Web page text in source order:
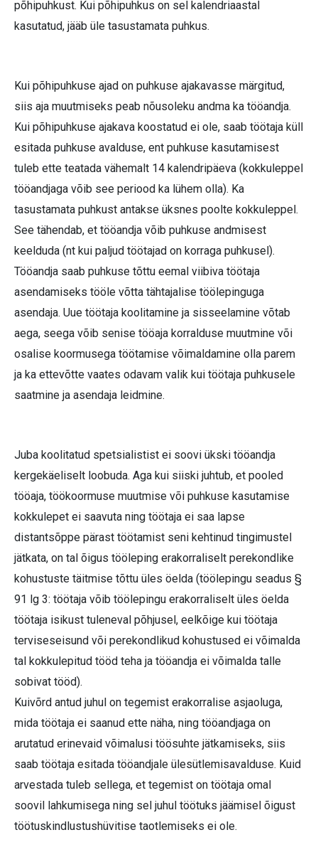
põhipuhkust. Kui põhipuhkus on sel kalendriaastal
kasutatud, jääb üle tasustamata puhkus.
Kui põhipuhkuse ajad on puhkuse ajakavasse märgitud,
siis aja muutmiseks peab nõusoleku andma ka tööandja.
Kui põhipuhkuse ajakava koostatud ei ole, saab töötaja küll
esitada puhkuse avalduse, ent puhkuse kasutamisest
tuleb ette teatada vähemalt 14 kalendripäeva (kokkuleppel
tööandjaga võib see periood ka lühem olla). Ka
tasustamata puhkust antakse üksnes poolte kokkuleppel.
See tähendab, et tööandja võib puhkuse andmisest
keelduda (nt kui paljud töötajad on korraga puhkusel).
Tööandja saab puhkuse tõttu eemal viibiva töötaja
asendamiseks tööle võtta tähtajalise töölepinguga
asendaja. Uue töötaja koolitamine ja sisseelamine võtab
aega, seega võib senise tööaja korralduse muutmine või
osalise koormusega töötamise võimaldamine olla parem
ja ka ettevõtte vaates odavam valik kui töötaja puhkusele
saatmine ja asendaja leidmine.
Juba koolitatud spetsialistist ei soovi ükski tööandja
kergekäeliselt loobuda. Aga kui siiski juhtub, et pooled
tööaja, töökoormuse muutmise või puhkuse kasutamise
kokkulepet ei saavuta ning töötaja ei saa lapse
distantsõppe pärast töötamist seni kehtinud tingimustel
jätkata, on tal õigus tööleping erakorraliselt perekondlike
kohustuste täitmise tõttu üles öelda (töölepingu seadus §
91 lg 3: töötaja võib töölepingu erakorraliselt üles öelda
töötaja isikust tuleneval põhjusel, eelkõige kui töötaja
terviseseisund või perekondlikud kohustused ei võimalda
tal kokkulepitud tööd teha ja tööandja ei võimalda talle
sobivat tööd).
Kuivõrd antud juhul on tegemist erakorralise asjaoluga,
mida töötaja ei saanud ette näha, ning tööandjaga on
arutatud erinevaid võimalusi töösuhte jätkamiseks, siis
saab töötaja esitada tööandjale ülesütlemisavalduse. Kuid
arvestada tuleb sellega, et tegemist on töötaja omal
soovil lahkumisega ning sel juhul töötuks jäämisel õigust
töötuskindlustushüvitise taotlemiseks ei ole.